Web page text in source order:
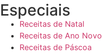
Especiais
Receitas de Natal
Receitas de Ano Novo
Receitas de Páscoa